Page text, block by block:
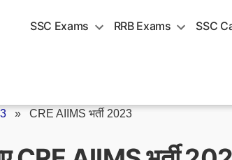
SSC Exams RRB Exams SSC
» CRE AIIMS भर्ती 2023